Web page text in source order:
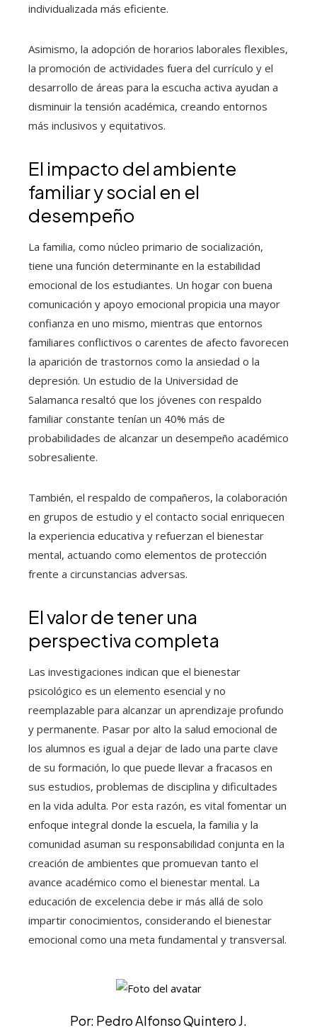
individualizada más eficiente.
Asimismo, la adopción de horarios laborales flexibles,
la promoción de actividades fuera del currículo y el
desarrollo de áreas para la escucha activa ayudan a
disminuir la tensión académica, creando entornos
más inclusivos y equitativos.
El impacto del ambiente
familiar y social en el
desempeño
La familia, como núcleo primario de socialización,
tiene una función determinante en la estabilidad
emocional de los estudiantes. Un hogar con buena
comunicación y apoyo emocional propicia una mayor
confianza en uno mismo, mientras que entornos
familiares conflictivos o carentes de afecto favorecen
la aparición de trastornos como la ansiedad o la
depresión. Un estudio de la Universidad de
Salamanca resaltó que los jóvenes con respaldo
familiar constante tenían un 40% más de
probabilidades de alcanzar un desempeño académico
sobresaliente.
También, el respaldo de compañeros, la colaboración
en grupos de estudio y el contacto social enriquecen
la experiencia educativa y refuerzan el bienestar
mental, actuando como elementos de protección
frente a circunstancias adversas.
El valor de tener una
perspectiva completa
Las investigaciones indican que el bienestar
psicológico es un elemento esencial y no
reemplazable para alcanzar un aprendizaje profundo
y permanente. Pasar por alto la salud emocional de
los alumnos es igual a dejar de lado una parte clave
de su formación, lo que puede llevar a fracasos en
sus estudios, problemas de disciplina y dificultades
en la vida adulta. Por esta razón, es vital fomentar un
enfoque integral donde la escuela, la familia y la
comunidad asuman su responsabilidad conjunta en la
creación de ambientes que promuevan tanto el
avance académico como el bienestar mental. La
educación de excelencia debe ir más allá de solo
impartir conocimientos, considerando el bienestar
emocional como una meta fundamental y transversal.
Por: Pedro Alfonso Quintero J.